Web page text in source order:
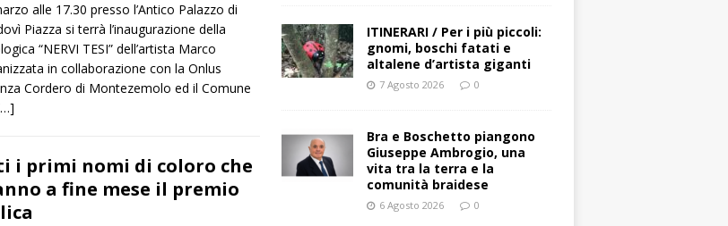
alle 17.30 presso l’Antico Palazzo di
Piazza si terrà l’inaugurazione della
“NERVI TESI” dell’artista Marco
in collaborazione con la Onlus
Cordero di Montezemolo ed il Comune
i primi nomi di coloro che
a fine mese il premio
ITINERARI / Per i più piccoli:
gnomi, boschi fatati e
altalene d’artista giganti
7 Agosto 2026 0
Bra e Boschetto piangono
Giuseppe Ambrogio, una
vita tra la terra e la
comunità braidese
6 Agosto 2026 0